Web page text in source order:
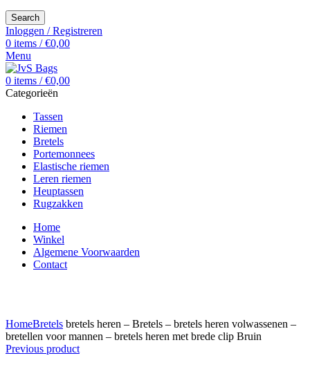
Search
Inloggen / Registreren
0 items / €0,00
Menu
0 items / €0,00
Categorieën
Tassen
Riemen
Bretels
Portemonnees
Elastische riemen
Leren riemen
Heuptassen
Rugzakken
Home
Winkel
Algemene Voorwaarden
Contact
HomeBretels bretels heren – Bretels – bretels heren volwassenen –
bretellen voor mannen – bretels heren met brede clip Bruin
Previous product